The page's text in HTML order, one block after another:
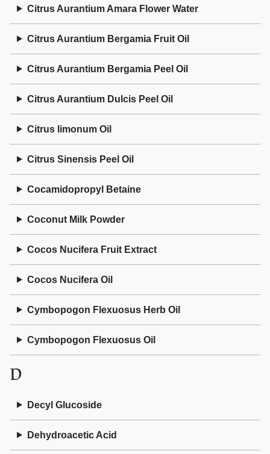
Citrus Aurantium Amara Flower Water
Citrus Aurantium Bergamia Fruit Oil
Citrus Aurantium Bergamia Peel Oil
Citrus Aurantium Dulcis Peel Oil
Citrus limonum Oil
Citrus Sinensis Peel Oil
Cocamidopropyl Betaine
Coconut Milk Powder
Cocos Nucifera Fruit Extract
Cocos Nucifera Oil
Cymbopogon Flexuosus Herb Oil
Cymbopogon Flexuosus Oil
D
Decyl Glucoside
Dehydroacetic Acid